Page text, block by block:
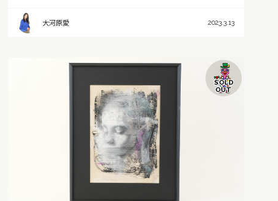
大河原愛 2023.3.13
SOLD
OUT